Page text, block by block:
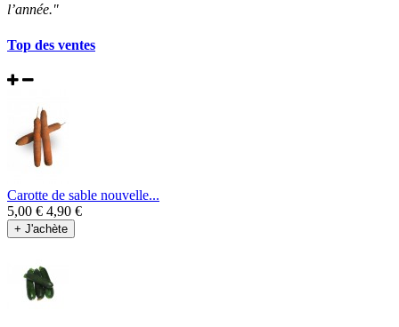
l’année."
Top des ventes
Carotte de sable nouvelle...
5,00 € 4,90 €
+ J'achète